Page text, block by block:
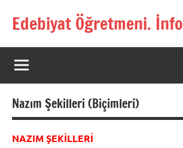
Edebiyat Öğretmeni. İnfo
Türkçe,
Türk
Dili
ve
Öğretmenlerinin
Kaynak
Nazım Şekilleri (Biçimleri)
NAZIM ŞEKİLLERİ